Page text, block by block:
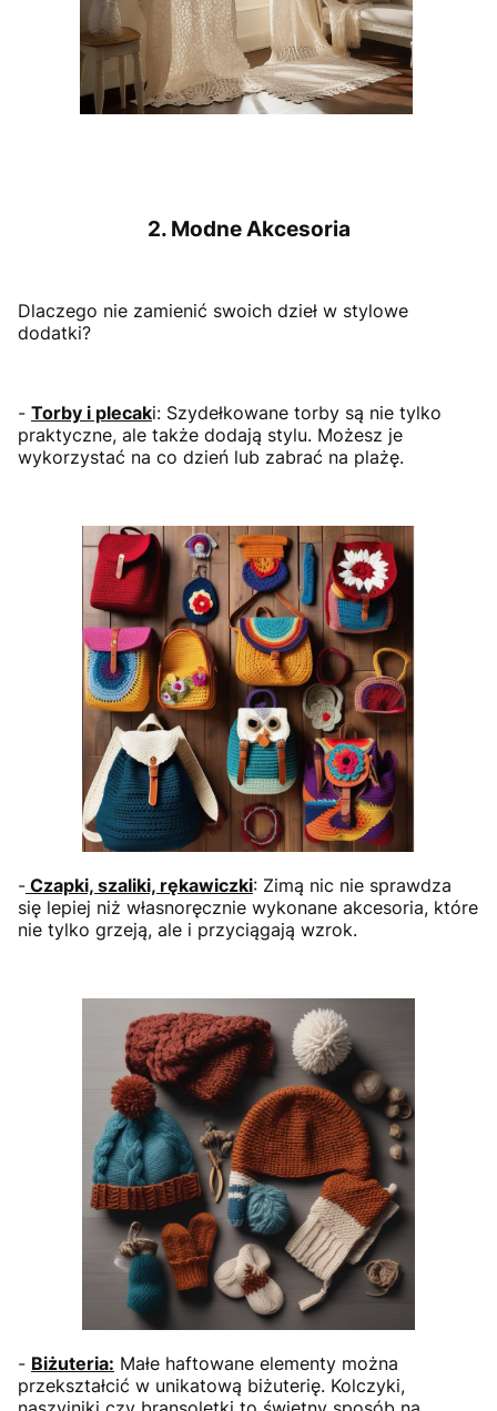
2. Modne Akcesoria
Dlaczego nie zamienić swoich dzieł w stylowe
dodatki?
- Torby i plecaki: Szydełkowane torby są nie tylko
praktyczne, ale także dodają stylu. Możesz je
wykorzystać na co dzień lub zabrać na plażę.
- Czapki, szaliki, rękawiczki: Zimą nic nie sprawdza
się lepiej niż własnoręcznie wykonane akcesoria, które
nie tylko grzeją, ale i przyciągają wzrok.
- Biżuteria: Małe haftowane elementy można
przekształcić w unikatową biżuterię. Kolczyki,